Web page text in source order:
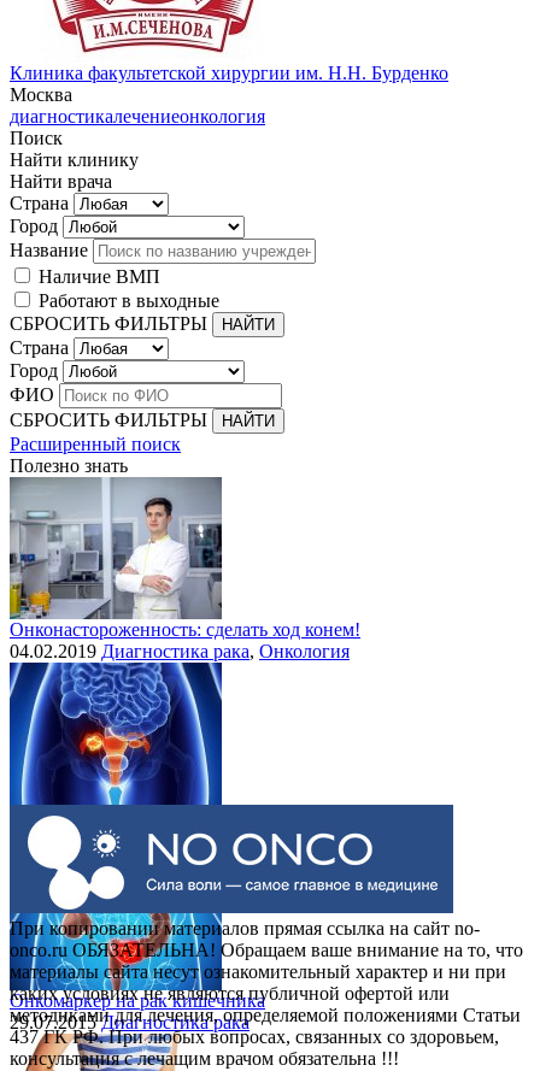
Клиника факультетской хирургии им. Н.Н. Бурденко
Москва
диагностикалечениеонкология
Поиск
Найти клинику
Найти врача
Страна
Город
Название
Наличие ВМП
Работают в выходные
СБРОСИТЬ ФИЛЬТРЫ
Страна
Город
ФИО
СБРОСИТЬ ФИЛЬТРЫ
Расширенный поиск
Полезно знать
Онконастороженность: сделать ход конем!
04.02.2019 Диагностика рака, Онкология
Выделения при раке шейки матки
30.07.2015 Рак шейки матки
Онкомаркер на рак кишечника
29.07.2015 Диагностика рака
При копировании материалов прямая ссылка на сайт no-
onco.ru ОБЯЗАТЕЛЬНА! Обращаем ваше внимание на то, что
материалы сайта несут ознакомительный характер и ни при
каких условиях не являются публичной офертой или
методиками для лечения, определяемой положениями Статьи
437 ГК РФ. При любых вопросах, связанных со здоровьем,
консультация с лечащим врачом обязательна !!!